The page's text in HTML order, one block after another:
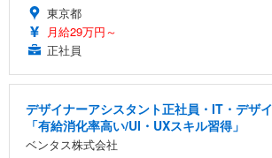
東京都
月給29万円～
正社員
デザイナーアシスタント正社員・IT・デザ
「有給消化率高い/UI・UXスキル習得」
ベンタス株式会社